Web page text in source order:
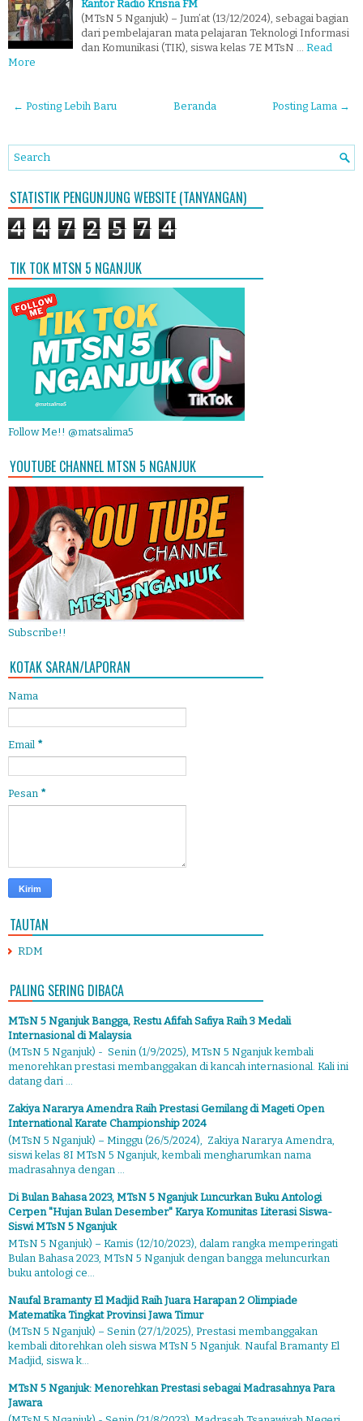
Kantor Radio Krisna FM
(MTsN 5 Nganjuk) – Jum’at (13/12/2024), sebagai bagian
dari pembelajaran mata pelajaran Teknologi Informasi
dan Komunikasi (TIK), siswa kelas 7E MTsN …
Read
More
← Posting Lebih Baru Posting Lama →
Beranda
STATISTIK PENGUNJUNG WEBSITE (TANYANGAN)
4 4 7 2 5 7 4
TIK TOK MTSN 5 NGANJUK
Follow Me!! @matsalima5
YOUTUBE CHANNEL MTSN 5 NGANJUK
Subscribe!!
KOTAK SARAN/LAPORAN
Nama
Email *
Pesan *
TAUTAN
RDM
PALING SERING DIBACA
MTsN 5 Nganjuk Bangga, Restu Afifah Safiya Raih 3 Medali
Internasional di Malaysia
(MTsN 5 Nganjuk) - Senin (1/9/2025), MTsN 5 Nganjuk kembali
menorehkan prestasi membanggakan di kancah internasional. Kali ini
datang dari ...
Zakiya Nararya Amendra Raih Prestasi Gemilang di Mageti Open
International Karate Championship 2024
(MTsN 5 Nganjuk) – Minggu (26/5/2024), Zakiya Nararya Amendra,
siswi kelas 8I MTsN 5 Nganjuk, kembali mengharumkan nama
madrasahnya dengan ...
Di Bulan Bahasa 2023, MTsN 5 Nganjuk Luncurkan Buku Antologi
Cerpen "Hujan Bulan Desember" Karya Komunitas Literasi Siswa-
Siswi MTsN 5 Nganjuk
MTsN 5 Nganjuk) – Kamis (12/10/2023), dalam rangka memperingati
Bulan Bahasa 2023, MTsN 5 Nganjuk dengan bangga meluncurkan
buku antologi ce...
Naufal Bramanty El Madjid Raih Juara Harapan 2 Olimpiade
Matematika Tingkat Provinsi Jawa Timur
(MTsN 5 Nganjuk) – Senin (27/1/2025), Prestasi membanggakan
kembali ditorehkan oleh siswa MTsN 5 Nganjuk. Naufal Bramanty El
Madjid, siswa k...
MTsN 5 Nganjuk: Menorehkan Prestasi sebagai Madrasahnya Para
Jawara